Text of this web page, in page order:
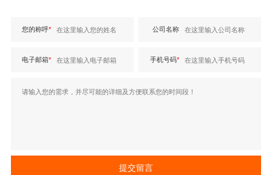
您的称呼* 公司名称
电子邮箱* 手机号码*